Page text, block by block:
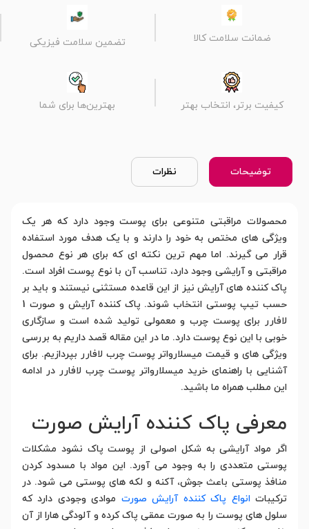
ضمانت سلامت کالا تضمین سلامت فیزیکی
کیفیت برتر، انتخاب بهتر بهترین‌ها برای شما
توضیحات نظرات
محصولات مراقبتی متنوعی برای پوست وجود دارد که هر یک
ویژگی های مختص به خود را دارند و با یک هدف مورد استفاده
قرار می گیرند. اما مهم ترین نکته ای که برای هر نوع محصول
مراقبتی و آرایشی وجود دارد، تناسب آن با نوع پوست افراد است.
پاک کننده های آرایش نیز از این قاعده مستثنی نیستند و باید بر
حسب تیپ پوستی انتخاب شوند. پاک کننده آرایش و صورت 1
لافارر برای پوست چرب و معمولی تولید شده است و سازگاری
خوبی با این نوع پوست دارد. ما در این مقاله قصد داریم به بررسی
ویژگی های و قیمت میسلارواتر پوست چرب لافارر بپردازیم. برای
آشنایی با راهنمای خرید میسلارواتر پوست چرب لافارر در ادامه
این مطلب همراه ما باشید.
معرفی پاک کننده آرایش صورت
اگر مواد آرایشی به شکل اصولی از پوست پاک نشود مشکلات
پوستی متعددی را به وجود می آورد. این مواد با مسدود کردن
منافذ پوستی باعث جوش، آکنه و لکه های پوستی می شود. در
ترکیبات انواع پاک کننده آرایش صورت موادی وجودی دارد که
سلول های پوست را به صورت عمقی پاک کرده و آلودگی هارا از آن